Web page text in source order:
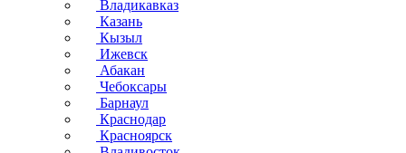
Владикавказ
Казань
Кызыл
Ижевск
Абакан
Чебоксары
Барнаул
Краснодар
Красноярск